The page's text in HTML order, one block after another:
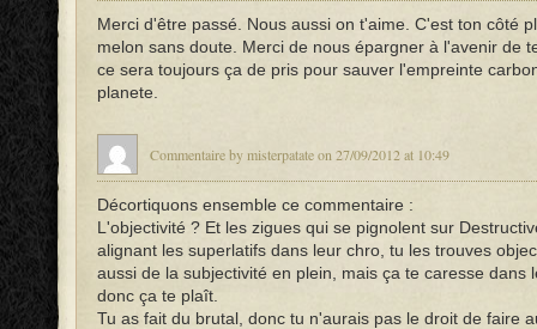
Merci d'être passé. Nous aussi on t'aime. C'est ton côté
melon sans doute. Merci de nous épargner à l'avenir de
ce sera toujours ça de pris pour sauver l'empreinte
planete.
Commentaire by misterpatate on 27/09/2012 at 10:49
Décortiquons ensemble ce commentaire :
L'objectivité ? Et les zigues qui se pignolent sur
alignant les superlatifs dans leur chro, tu les trouves
aussi de la subjectivité en plein, mais ça te caresse dans
donc ça te plaît.
Tu as fait du brutal, donc tu n'aurais pas le droit de faire